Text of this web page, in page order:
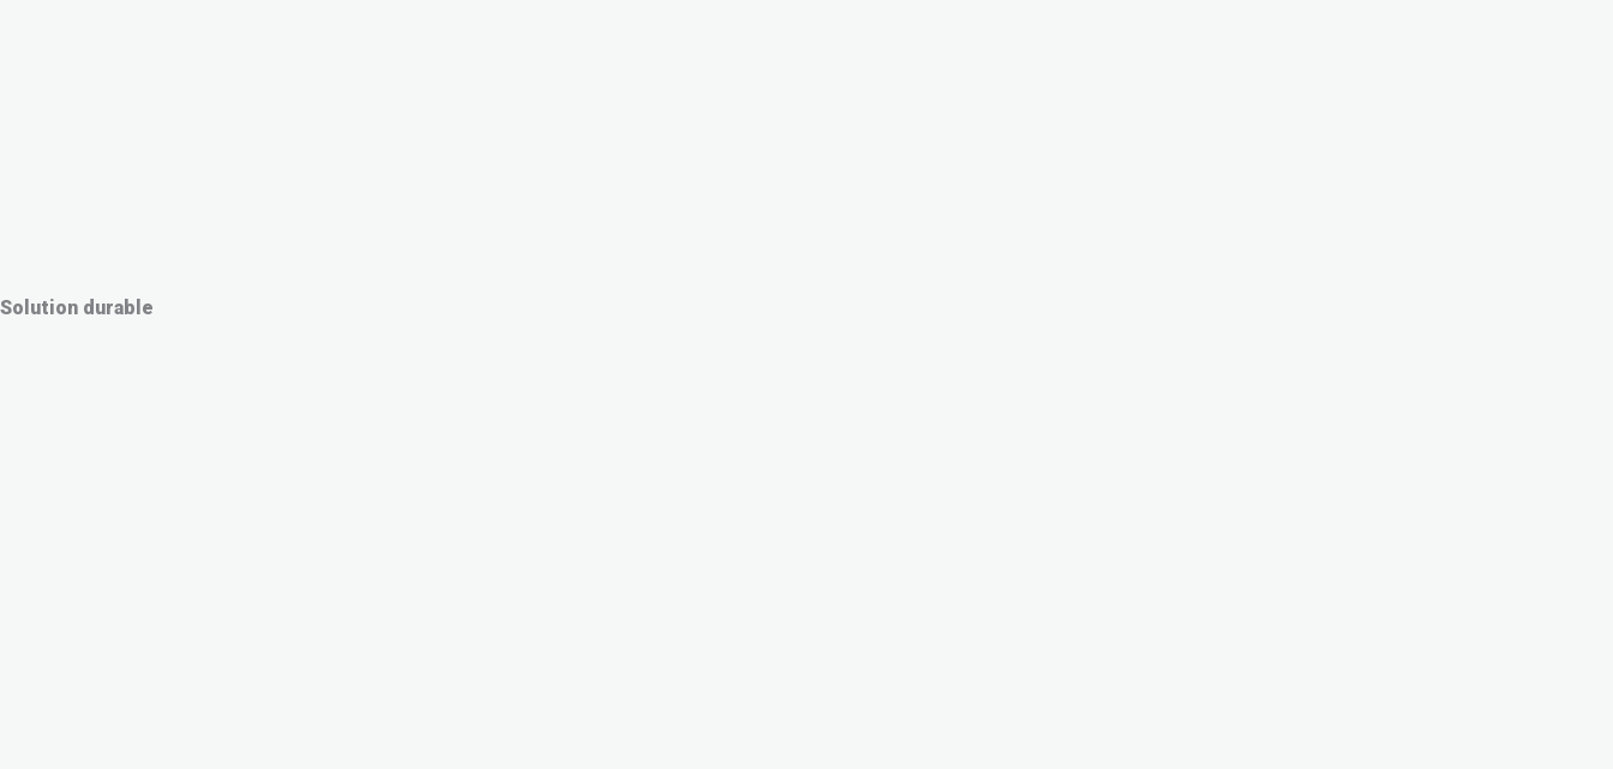
Solution durable